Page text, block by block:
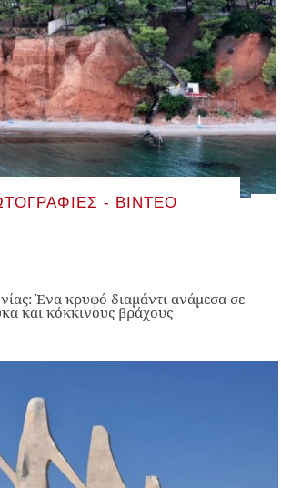
- ΒΊΝΤΕΟ
Ένα κρυφό διαμάντι ανάμεσα σε
και κόκκινους βράχους